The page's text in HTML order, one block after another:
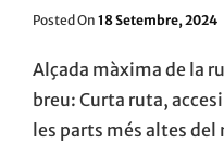
Posted On Posted
18 Setembre, 2024
Alçada màxima de la
breu: Curta ruta,
les parts més altes